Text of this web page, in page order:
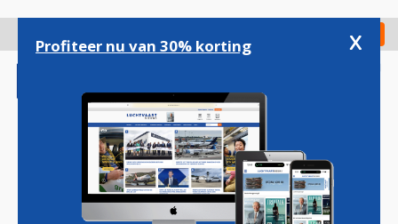
gaan
Check in
Magazine Podcasts Vacatures
Profiteer nu van 30% korting x